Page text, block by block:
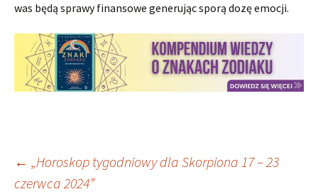
was będą sprawy finansowe generując sporą dozę emocji.
Nawigacja
← „Horoskop tygodniowy dla Skorpiona 17 – 23
czerwca 2024”